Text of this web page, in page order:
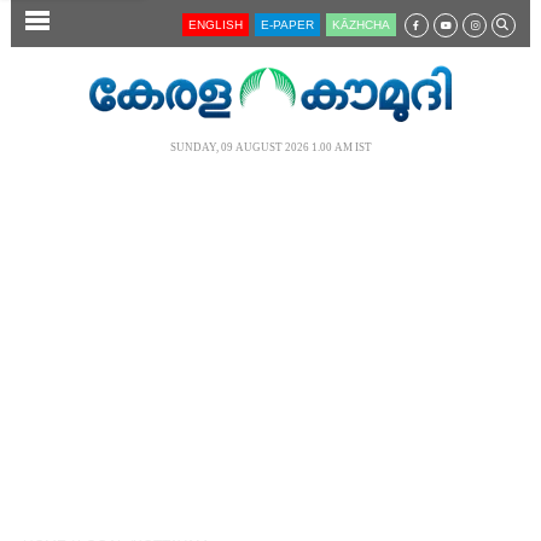
SECTIONS ENGLISH E-PAPER KĀZHCHA
SUNDAY, 09 AUGUST 2026 1.00 AM IST